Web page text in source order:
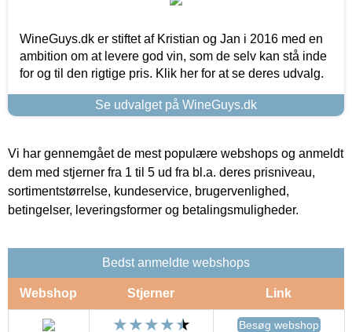
WineGuys.dk er stiftet af Kristian og Jan i 2016 med en
ambition om at levere god vin, som de selv kan stå inde
for og til den rigtige pris. Klik her for at se deres udvalg.
Se udvalget på WineGuys.dk
Vi har gennemgået de mest populære webshops og anmeldt
dem med stjerner fra 1 til 5 ud fra bl.a. deres prisniveau,
sortimentstørrelse, kundeservice, brugervenlighed,
betingelser, leveringsformer og betalingsmuligheder.
Bedst anmeldte webshops
Webshop Stjerner Link
Besøg webshop